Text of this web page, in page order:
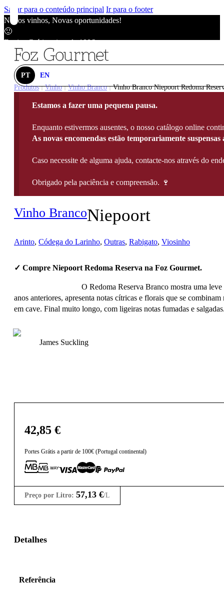
Saltar para o conteúdo principal Ir para o footer
Novos vinhos, Novas oportunidades!
🙂
Envios Grátis acima de 100€
Novos vinhos, Novas oportunidades!
Envios Grátis acima de 100€
Novos vinhos, Novas oportunidades!
Envios Grátis acima de 100€
PT
EN
Produtos | Vinho | Vinho Branco | Vinho Branco Niepoort Redoma
Estamos a fazer uma pequena pausa.
Enquanto estivermos ausentes, o nosso catálogo online
As novas encomendas estão temporariamente suspensas
Caso necessite de alguma ajuda, contacte-nos através do
Obrigado pela paciência e compreensão. 🍷
Vinho BrancoNiepoort
Arinto, Códega do Larinho, Outras, Rabigato, Viosinho
✓ Compre Niepoort Redoma Reserva na Foz Gourmet.
O Redoma Reserva Branco mostra uma
anos anteriores, apresenta notas cítricas e florais que se
em cave. Final muito longo, com ligeiras notas fumadas e
James Suckling
42,85 €
Portes Grátis a partir de 100€ (Portugal continental)
Preço por Litro: 57,13 €/L
Detalhes
Referência